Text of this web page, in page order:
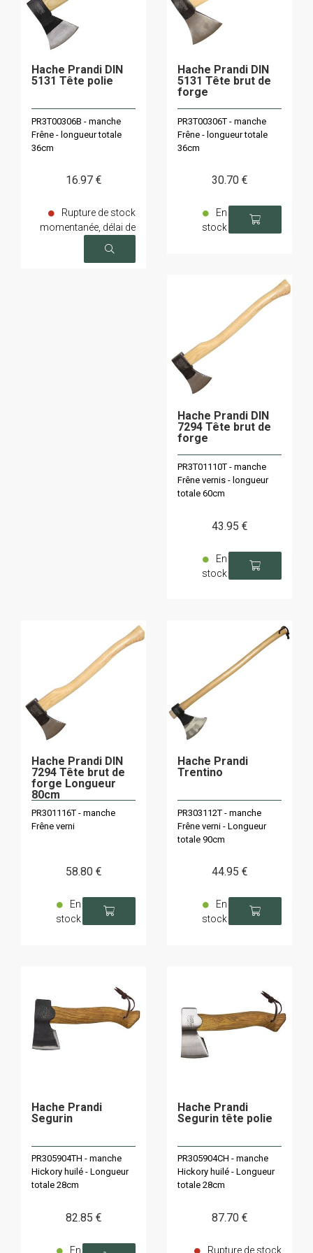
Hache Prandi DIN
5131 Tête polie
PR3T00306B - manche
Frêne - longueur totale
36cm
16.97 €
Rupture de stock
momentanée, délai de
livraison sur demande
Hache Prandi DIN
5131 Tête brut de
forge
PR3T00306T - manche
Frêne - longueur totale
36cm
30.70 €
En
stock
Hache Prandi DIN
7294 Tête brut de
forge
PR3T01110T - manche
Frêne vernis - longueur
totale 60cm
43.95 €
En
stock
Hache Prandi DIN
7294 Tête brut de
forge Longueur
80cm
PR301116T - manche
Frêne verni
58.80 €
En
stock
Hache Prandi
Trentino
PR303112T - manche
Frêne verni - Longueur
totale 90cm
44.95 €
En
stock
Hache Prandi
Segurin
PR305904TH - manche
Hickory huilé - Longueur
totale 28cm
82.85 €
En
Hache Prandi
Segurin tête polie
PR305904CH - manche
Hickory huilé - Longueur
totale 28cm
87.70 €
Rupture de stock